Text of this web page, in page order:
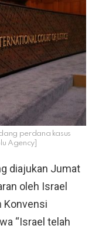
perdana kasus
Agency]
diajukan Jumat
oleh Israel
Konvensi
“Israel telah